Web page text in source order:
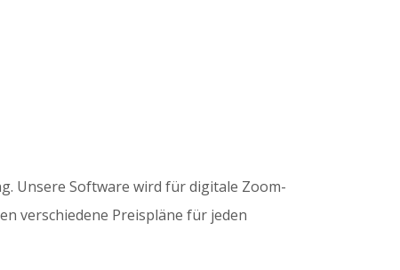
Unsere Software wird für digitale Zoom-
verschiedene Preispläne für jeden